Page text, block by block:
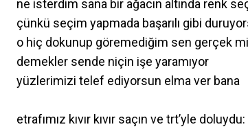
ne isterdim sana bir ağacın altında renk
çünkü seçim yapmada başarılı gibi
o hiç dokunup göremediğim sen gerçek
demekler sende niçin işe yaramıyor
yüzlerimizi telef ediyorsun elma ver bana
etrafımız kıvır kıvır saçın ve trt’yle